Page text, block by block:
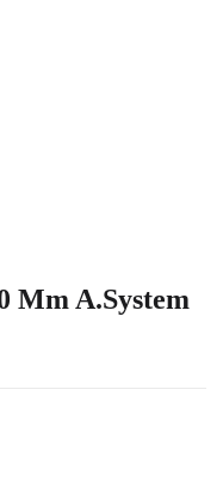
Mm A.System